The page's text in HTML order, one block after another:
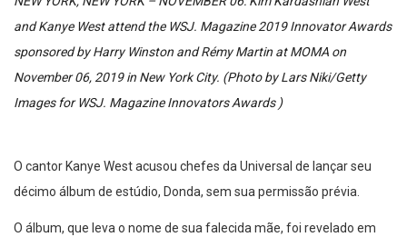
and Kanye West attend the WSJ. Magazine 2019 Innovator Awards
sponsored by Harry Winston and Rémy Martin at MOMA on
November 06, 2019 in New York City. (Photo by Lars Niki/Getty
Images for WSJ. Magazine Innovators Awards )
O cantor Kanye West acusou chefes da Universal de lançar seu
décimo álbum de estúdio, Donda, sem sua permissão prévia.
O álbum, que leva o nome de sua falecida mãe, foi revelado em